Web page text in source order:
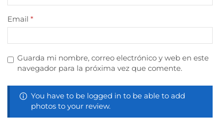
Email *
Guarda mi nombre, correo electrónico y web en este
navegador para la próxima vez que comente.
You have to be logged in to be able to add
photos to your review.